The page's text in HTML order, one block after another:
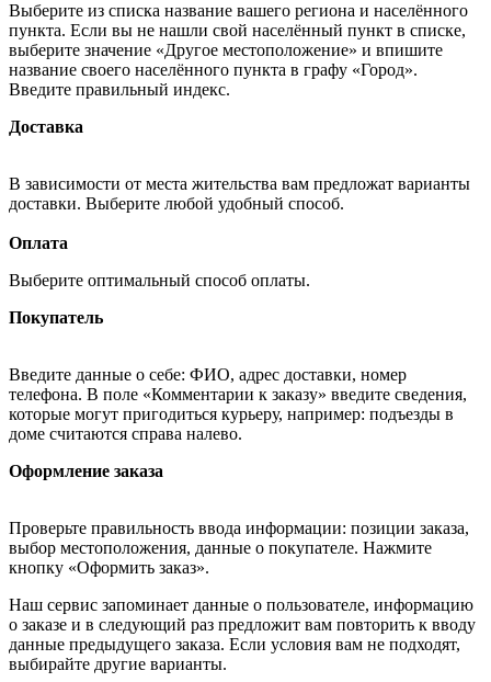
Выберите из списка название вашего региона и населённого
пункта. Если вы не нашли свой населённый пункт в списке,
выберите значение «Другое местоположение» и впишите
название своего населённого пункта в графу «Город».
Введите правильный индекс.
Доставка
В зависимости от места жительства вам предложат варианты
доставки. Выберите любой удобный способ.
Оплата
Выберите оптимальный способ оплаты.
Покупатель
Введите данные о себе: ФИО, адрес доставки, номер
телефона. В поле «Комментарии к заказу» введите сведения,
которые могут пригодиться курьеру, например: подъезды в
доме считаются справа налево.
Оформление заказа
Проверьте правильность ввода информации: позиции заказа,
выбор местоположения, данные о покупателе. Нажмите
кнопку «Оформить заказ».
Наш сервис запоминает данные о пользователе, информацию
о заказе и в следующий раз предложит вам повторить к вводу
данные предыдущего заказа. Если условия вам не подходят,
выбирайте другие варианты.